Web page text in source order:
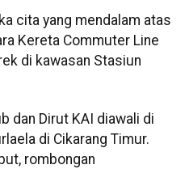
cita yang mendalam atas
Kereta Commuter Line
di kawasan Stasiun
dan Dirut KAI diawali di
di Cikarang Timur.
rombongan